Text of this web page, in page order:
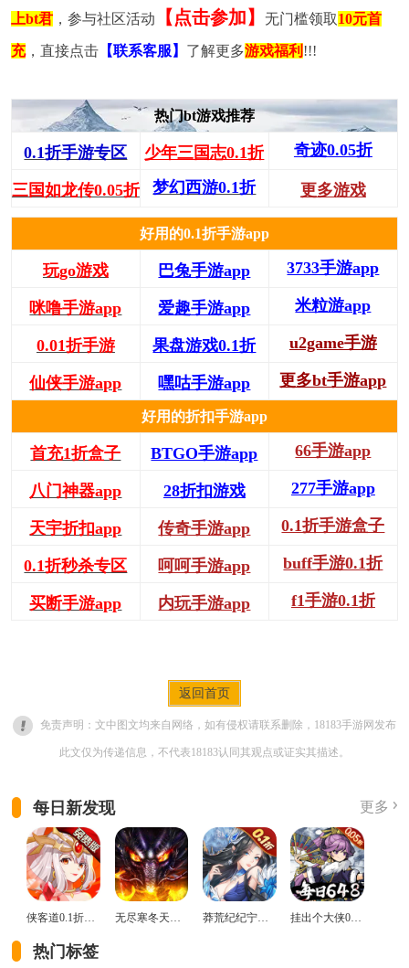
上bt君，参与社区活动 【点击参加】 无门槛领取10元首
充，直接点击【联系客服】 了解更多游戏福利 !!!
热门bt游戏推荐
0.1折手游专区 少年三国志0.1折 奇迹0.05折
三国如龙传0.05折 梦幻西游0.1折 更多游戏
好用的0.1折手游app
玩go游戏 巴兔手游app 3733手游app
咪噜手游app 爱趣手游app 米粒游app
0.01折手游 果盘游戏0.1折 u2game手游
仙侠手游app 嘿咕手游app 更多bt手游app
好用的折扣手游app
首充1折盒子 BTGO手游app 66手游app
八门神器app 28折扣游戏 277手游app
天宇折扣app 传奇手游app 0.1折手游盒子
0.1折秒杀专区 呵呵手游app buff手游0.1折
买断手游app 内玩手游app f1手游0.1折
返回首页
免责声明：文中图文均来自网络，如有侵权请联系删除，18183手游网发布
此文仅为传递信息，不代表18183认同其观点或证实其描述。
每日新发现 更多
侠客道0.1折变态版 无尽寒冬天蛇新春送礼版 莽荒纪纪宁传奇0.1折送无限连抽版 挂出个大侠0.05折免单福利版
热门标签